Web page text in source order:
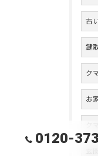
古
鍵
ク
お
0120-